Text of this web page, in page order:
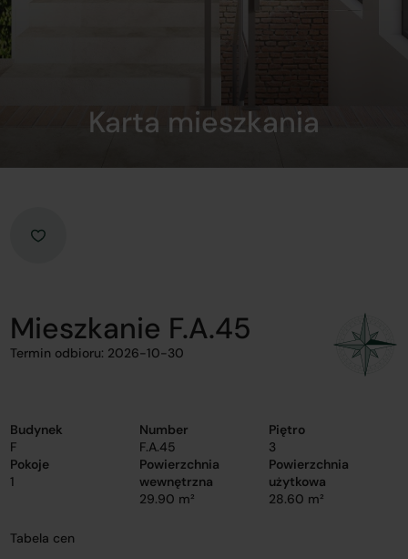
Karta mieszkania
Mieszkanie F.A.45
Termin odbioru: 2026-10-30
Budynek
F
Number
F.A.45
Piętro
3
Pokoje
1
Powierzchnia
wewnętrzna
29.90 m²
Powierzchnia
użytkowa
28.60 m²
Tabela cen